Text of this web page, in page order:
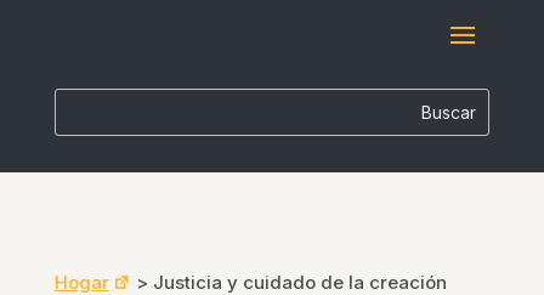
Hogar > Justicia y cuidado de la creación